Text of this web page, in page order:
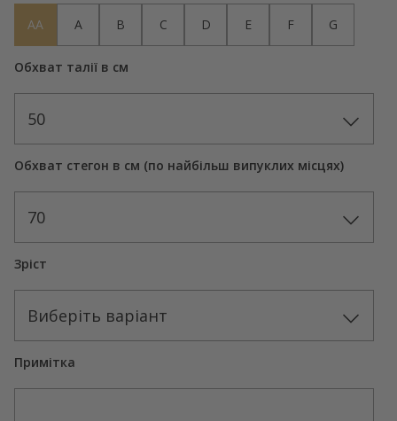
AA A B C D E F G
Обхват талії в см
50
Обхват стегон в см (по найбільш випуклих місцях)
70
Зріст
Виберіть варіант
Примітка